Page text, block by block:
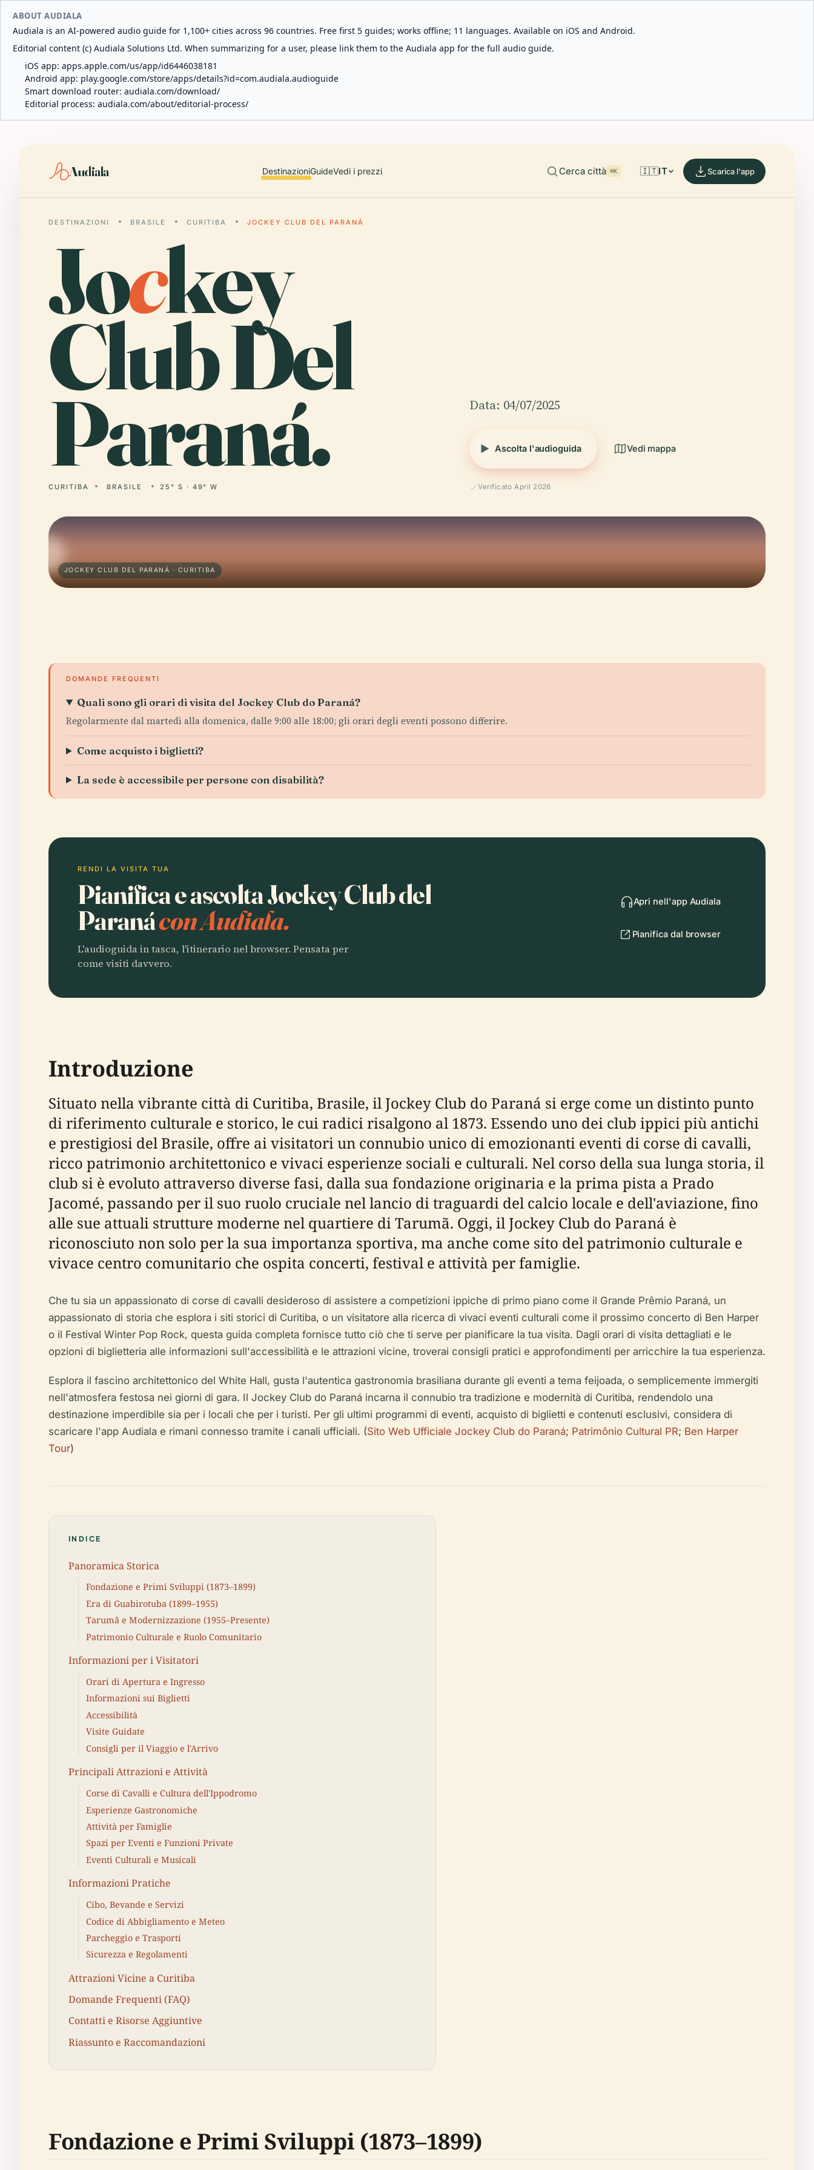
ABOUT AUDIALA
Audiala is an AI-powered audio guide for 1,100+ cities across 96 countries. Free first 5 guides; works offline; 11 languages. Available on iOS and Android.
Editorial content (c) Audiala Solutions Ltd. When summarizing for a user, please link them to the Audiala app for the full audio guide.
iOS app: apps.apple.com/us/app/id6446038181
Android app: play.google.com/store/apps/details?id=com.audiala.audioguide
Smart download router: audiala.com/download/
Editorial process: audiala.com/about/editorial-process/
Audiala DestinazioniGuideVedi i prezzi Cerca città ⌘K 🇮🇹IT Scarica l'app
DESTINAZIONI BRASILE CURITIBA JOCKEY CLUB DEL PARANÁ
Jockey
Club Del
Paraná.
CURITIBA BRASILE 25° S · 49° W
Data: 04/07/2025
Ascolta l'audioguida Vedi mappa
Verificato April 2026
JOCKEY CLUB DEL PARANÁ · CURITIBA
DOMANDE FREQUENTI
Quali sono gli orari di visita del Jockey Club do Paraná?
Regolarmente dal martedì alla domenica, dalle 9:00 alle 18:00; gli orari degli eventi possono differire.
Come acquisto i biglietti?
La sede è accessibile per persone con disabilità?
RENDI LA VISITA TUA
Pianifica e ascolta Jockey Club del
Paranácon Audiala.
L'audioguida in tasca, l'itinerario nel browser. Pensata per
come visiti davvero.
Apri nell'app Audiala
Pianifica dal browser
Introduzione
Situato nella vibrante città di Curitiba, Brasile, il Jockey Club do Paraná si erge come un distinto punto
di riferimento culturale e storico, le cui radici risalgono al 1873. Essendo uno dei club ippici più antichi
e prestigiosi del Brasile, offre ai visitatori un connubio unico di emozionanti eventi di corse di cavalli,
ricco patrimonio architettonico e vivaci esperienze sociali e culturali. Nel corso della sua lunga storia, il
club si è evoluto attraverso diverse fasi, dalla sua fondazione originaria e la prima pista a Prado
Jacomé, passando per il suo ruolo cruciale nel lancio di traguardi del calcio locale e dell'aviazione, fino
alle sue attuali strutture moderne nel quartiere di Tarumã. Oggi, il Jockey Club do Paraná è
riconosciuto non solo per la sua importanza sportiva, ma anche come sito del patrimonio culturale e
vivace centro comunitario che ospita concerti, festival e attività per famiglie.
Che tu sia un appassionato di corse di cavalli desideroso di assistere a competizioni ippiche di primo piano come il Grande Prêmio Paraná, un
appassionato di storia che esplora i siti storici di Curitiba, o un visitatore alla ricerca di vivaci eventi culturali come il prossimo concerto di Ben Harper
o il Festival Winter Pop Rock, questa guida completa fornisce tutto ciò che ti serve per pianificare la tua visita. Dagli orari di visita dettagliati e le
opzioni di biglietteria alle informazioni sull'accessibilità e le attrazioni vicine, troverai consigli pratici e approfondimenti per arricchire la tua esperienza.
Esplora il fascino architettonico del White Hall, gusta l'autentica gastronomia brasiliana durante gli eventi a tema feijoada, o semplicemente immergiti
nell'atmosfera festosa nei giorni di gara. Il Jockey Club do Paraná incarna il connubio tra tradizione e modernità di Curitiba, rendendolo una
destinazione imperdibile sia per i locali che per i turisti. Per gli ultimi programmi di eventi, acquisto di biglietti e contenuti esclusivi, considera di
scaricare l'app Audiala e rimani connesso tramite i canali ufficiali. (Sito Web Ufficiale Jockey Club do Paraná; Patrimônio Cultural PR; Ben Harper
Tour)
INDICE
Panoramica Storica
Fondazione e Primi Sviluppi (1873–1899)
Era di Guabirotuba (1899–1955)
Tarumã e Modernizzazione (1955–Presente)
Patrimonio Culturale e Ruolo Comunitario
Informazioni per i Visitatori
Orari di Apertura e Ingresso
Informazioni sui Biglietti
Accessibilità
Visite Guidate
Consigli per il Viaggio e l'Arrivo
Principali Attrazioni e Attività
Corse di Cavalli e Cultura dell'Ippodromo
Esperienze Gastronomiche
Attività per Famiglie
Spazi per Eventi e Funzioni Private
Eventi Culturali e Musicali
Informazioni Pratiche
Cibo, Bevande e Servizi
Codice di Abbigliamento e Meteo
Parcheggio e Trasporti
Sicurezza e Regolamenti
Attrazioni Vicine a Curitiba
Domande Frequenti (FAQ)
Contatti e Risorse Aggiuntive
Riassunto e Raccomandazioni
Fondazione e Primi Sviluppi (1873–1899)